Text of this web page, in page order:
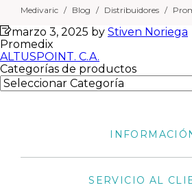
Medivaric / Blog / Distribuidores /
marzo 3, 2025 by Stiven Noriega
Promedix
Navegación
de
entradas
ALTUSPOINT. C.A.
Categorías de productos
Quiénes somos
SERVICIO AL